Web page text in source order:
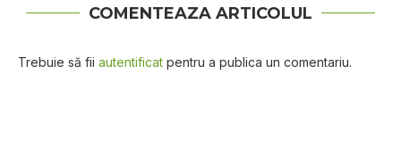
COMENTEAZA ARTICOLUL
Trebuie să fii autentificat pentru a publica un comentariu.